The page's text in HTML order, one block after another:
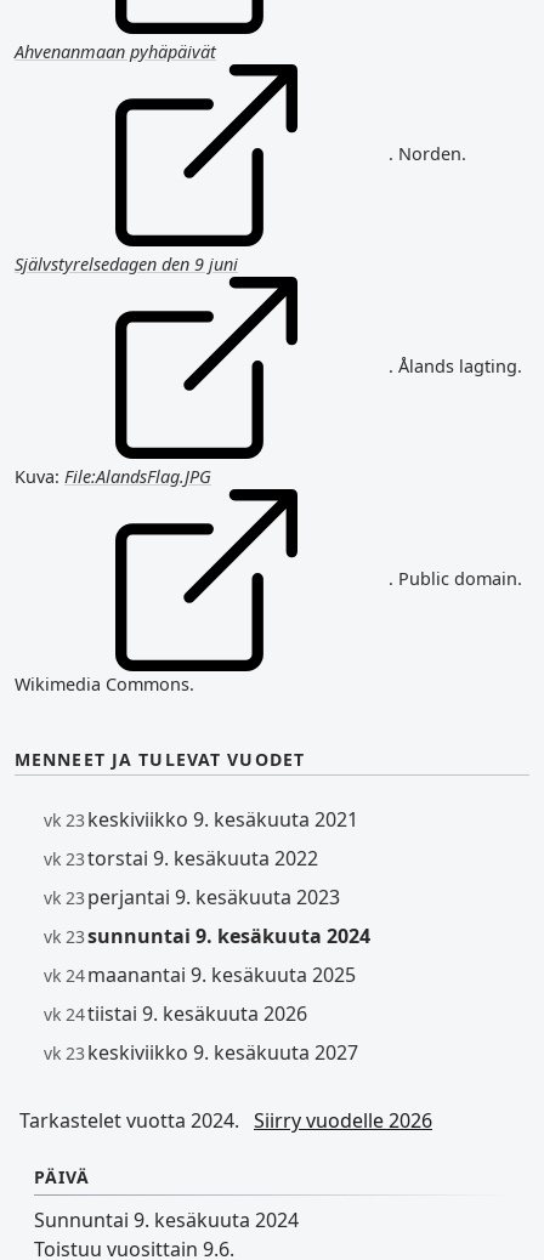
Ahvenanmaan pyhäpäivät
. Norden.
Självstyrelsedagen den 9 juni
. Ålands lagting.
Kuva: File:AlandsFlag.JPG
. Public domain.
Wikimedia Commons.
MENNEET JA TULEVAT VUODET
vk 23 keskiviikko 9. kesäkuuta 2021
vk 23torstai 9. kesäkuuta 2022
vk 23 perjantai 9. kesäkuuta 2023
vk 23sunnuntai 9. kesäkuuta 2024
vk 24maanantai 9. kesäkuuta 2025
vk 24tiistai 9. kesäkuuta 2026
vk 23 keskiviikko 9. kesäkuuta 2027
Tarkastelet vuotta 2024. Siirry vuodelle 2026
PÄIVÄ
Sunnuntai 9. kesäkuuta 2024
Toistuu vuosittain 9.6.